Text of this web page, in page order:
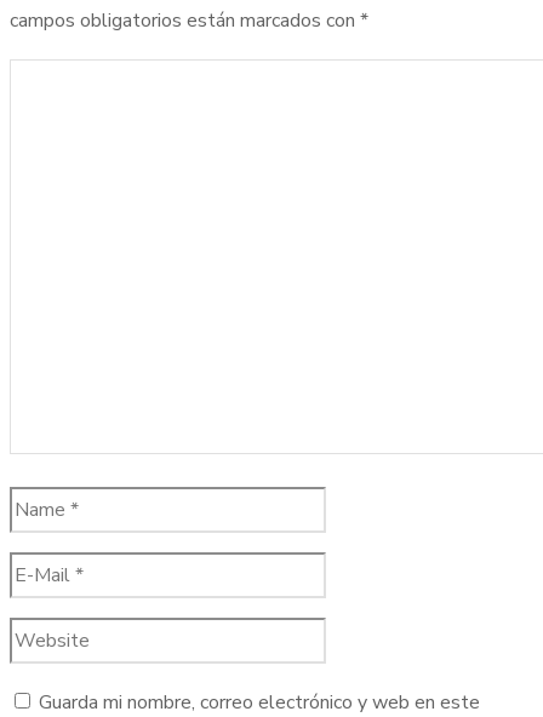
campos obligatorios están marcados con *
Guarda mi nombre, correo electrónico y web en este